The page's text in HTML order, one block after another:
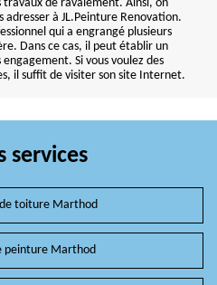
travaux de ravalement. Ainsi, on
à JL.Peinture Renovation.
qui a engrangé plusieurs
Dans ce cas, il peut établir un
Si vous voulez des
il suffit de visiter son site Internet.
services
de toiture Marthod
peinture Marthod